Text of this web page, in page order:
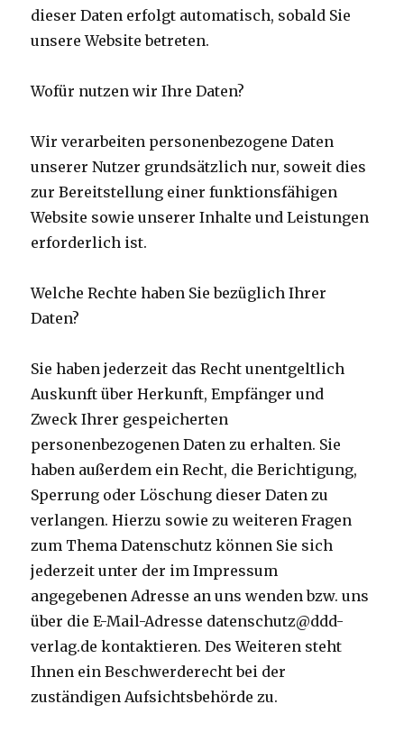
dieser Daten erfolgt automatisch, sobald Sie
unsere Website betreten.
Wofür nutzen wir Ihre Daten?
Wir verarbeiten personenbezogene Daten
unserer Nutzer grundsätzlich nur, soweit dies
zur Bereitstellung einer funktionsfähigen
Website sowie unserer Inhalte und Leistungen
erforderlich ist.
Welche Rechte haben Sie bezüglich Ihrer
Daten?
Sie haben jederzeit das Recht unentgeltlich
Auskunft über Herkunft, Empfänger und
Zweck Ihrer gespeicherten
personenbezogenen Daten zu erhalten. Sie
haben außerdem ein Recht, die Berichtigung,
Sperrung oder Löschung dieser Daten zu
verlangen. Hierzu sowie zu weiteren Fragen
zum Thema Datenschutz können Sie sich
jederzeit unter der im Impressum
angegebenen Adresse an uns wenden bzw. uns
über die E-Mail-Adresse datenschutz@ddd-
verlag.de kontaktieren. Des Weiteren steht
Ihnen ein Beschwerderecht bei der
zuständigen Aufsichtsbehörde zu.